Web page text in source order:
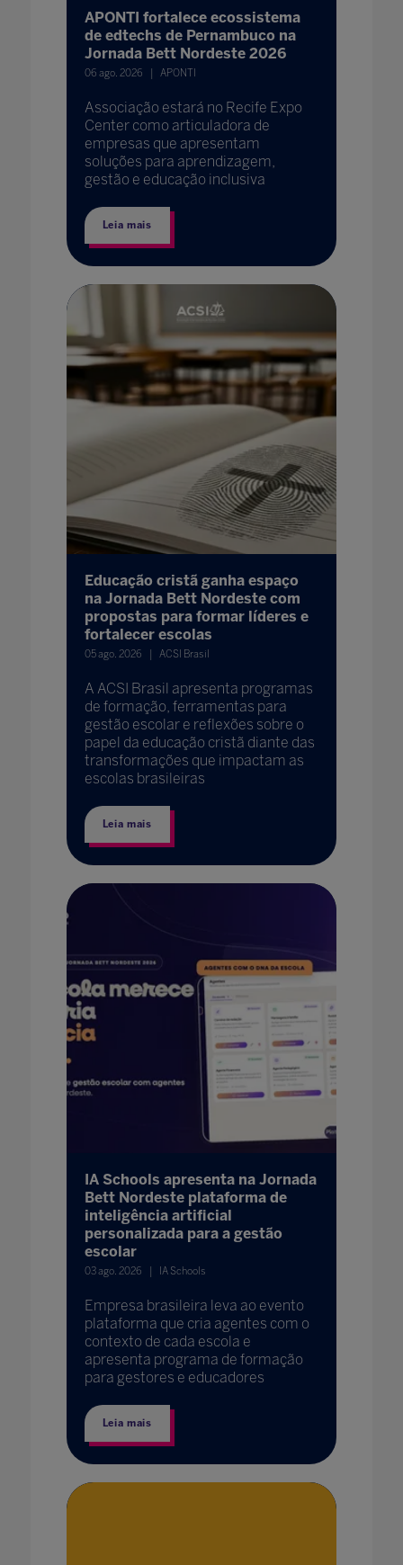
APONTI fortalece ecossistema
de edtechs de Pernambuco na
Jornada Bett Nordeste 2026
06 ago. 2026 APONTI
Associação estará no Recife Expo
Center como articuladora de
empresas que apresentam
soluções para aprendizagem,
gestão e educação inclusiva
Leia mais
Educação cristã ganha espaço
na Jornada Bett Nordeste com
propostas para formar líderes e
fortalecer escolas
05 ago. 2026 ACSI Brasil
A ACSI Brasil apresenta programas
de formação, ferramentas para
gestão escolar e reflexões sobre o
papel da educação cristã diante das
transformações que impactam as
escolas brasileiras
Leia mais
IA Schools apresenta na Jornada
Bett Nordeste plataforma de
inteligência artificial
personalizada para a gestão
escolar
03 ago. 2026 IA Schools
Empresa brasileira leva ao evento
plataforma que cria agentes com o
contexto de cada escola e
apresenta programa de formação
para gestores e educadores
Leia mais